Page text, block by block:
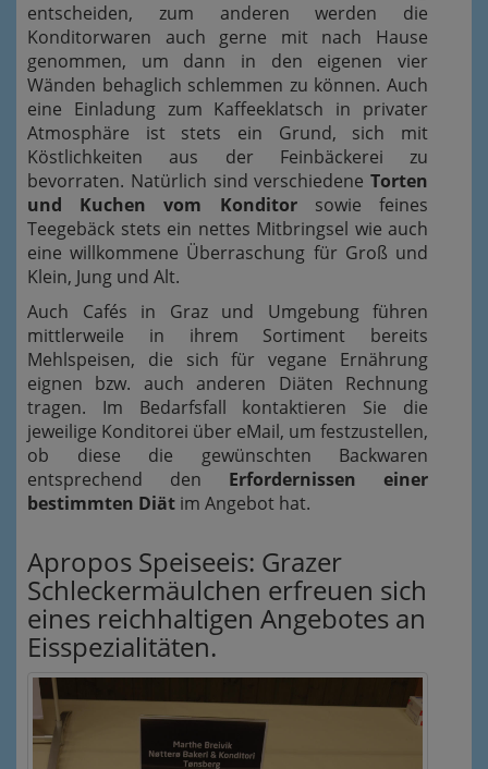
entscheiden, zum anderen werden die
Konditorwaren auch gerne mit nach Hause
genommen, um dann in den eigenen vier
Wänden behaglich schlemmen zu können. Auch
eine Einladung zum Kaffeeklatsch in privater
Atmosphäre ist stets ein Grund, sich mit
Köstlichkeiten aus der Feinbäckerei zu
bevorraten. Natürlich sind verschiedene Torten
und Kuchen vom Konditorsowie feines
Teegebäck stets ein nettes Mitbringsel wie auch
eine willkommene Überraschung für Groß und
Klein, Jung und Alt.
Auch Cafés in Graz und Umgebung führen
mittlerweile in ihrem Sortiment bereits
Mehlspeisen, die sich für vegane Ernährung
eignen bzw. auch anderen Diäten Rechnung
tragen. Im Bedarfsfall kontaktieren Sie die
jeweilige Konditorei über eMail, um festzustellen,
ob diese die gewünschten Backwaren
entsprechend den Erfordernissen einer
bestimmten Diät im Angebot hat.
Apropos Speiseeis: Grazer
Schleckermäulchen erfreuen sich
eines reichhaltigen Angebotes an
Eisspezialitäten.